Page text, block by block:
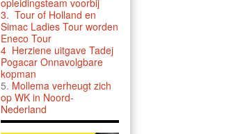
opleidingsteam voorbij
3. Tour of Holland en
Simac Ladies Tour worden
Eneco Tour
4 Herziene uitgave Tadej
Pogacar Onnavolgbare
kopman
5. Mollema verheugt zich
op WK in Noord-
Nederland